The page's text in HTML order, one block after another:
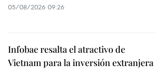
05/08/2026 09:26
Infobae resalta el atractivo de
Vietnam para la inversión extranjera